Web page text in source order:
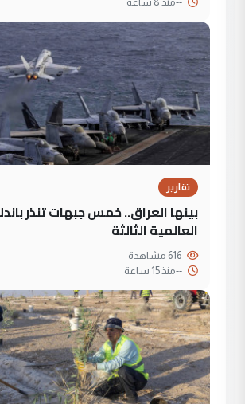
تقارير
بينها العراق.. خمس جبهات تنذر
العالمية الثالثة
--منذ 15 ساعة